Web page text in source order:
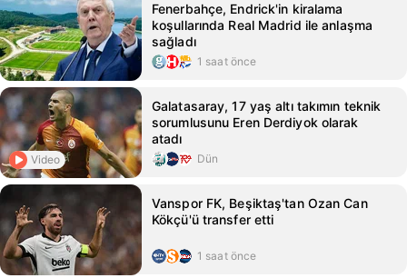
Fenerbahçe, Endrick'in kiralama
koşullarında Real Madrid ile anlaşma
sağladı
1 saat önce
Video
Galatasaray, 17 yaş altı takımın teknik
sorumlusunu Eren Derdiyok olarak
atadı
Dün
Vanspor FK, Beşiktaş'tan Ozan Can
Kökçü'ü transfer etti
1 saat önce